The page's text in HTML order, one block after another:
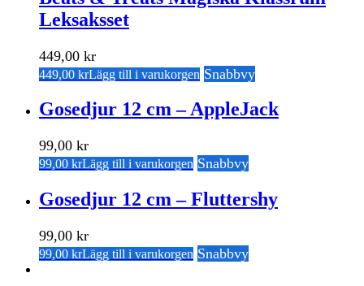
Leksaksset
449,00 kr
449,00 krLägg till i varukorgen Snabbvy
Gosedjur 12 cm – AppleJack
99,00 kr
99,00 krLägg till i varukorgen Snabbvy
Gosedjur 12 cm – Fluttershy
99,00 kr
99,00 krLägg till i varukorgen Snabbvy